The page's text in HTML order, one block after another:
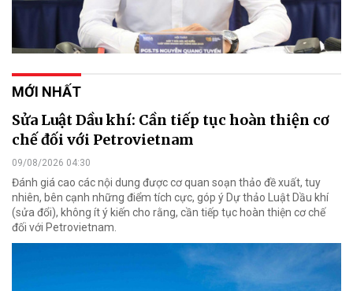
MỚI NHẤT
Sửa Luật Dầu khí: Cần tiếp tục hoàn thiện cơ
chế đối với Petrovietnam
09/08/2026 04:30
Đánh giá cao các nội dung được cơ quan soạn thảo đề xuất, tuy
nhiên, bên cạnh những điểm tích cực, góp ý Dự thảo Luật Dầu khí
(sửa đổi), không ít ý kiến cho rằng, cần tiếp tục hoàn thiện cơ chế
đối với Petrovietnam.